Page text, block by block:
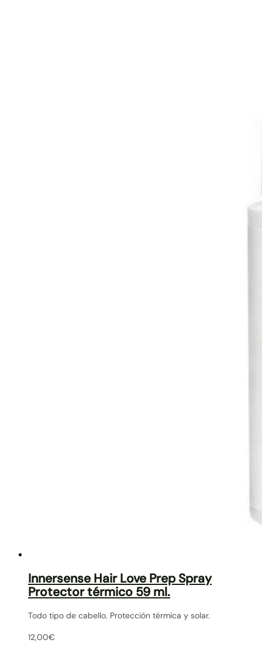
Innersense Hair Love Prep Spray
Protector térmico 59 ml.
Todo tipo de cabello. Protección térmica y solar.
12,00€